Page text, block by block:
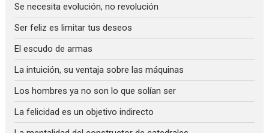
Se necesita evolución, no revolución
Ser feliz es limitar tus deseos
El escudo de armas
La intuición, su ventaja sobre las máquinas
Los hombres ya no son lo que solían ser
La felicidad es un objetivo indirecto